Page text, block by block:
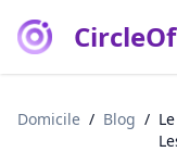
Domicile / Blog /